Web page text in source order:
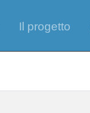
Il progetto